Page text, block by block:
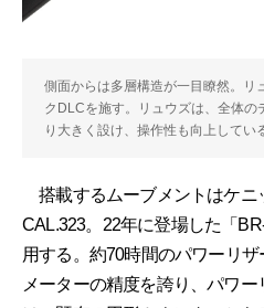
側面からは多層構造が一目瞭然。リ
クDLCを施す。リュウズは、全体の
り大きく設け、操作性も向上してい
搭載するムーブメントはケニ
CAL.323。22年に登場した「
用する。約70時間のパワーリ
メーターの精度を誇り、パワ